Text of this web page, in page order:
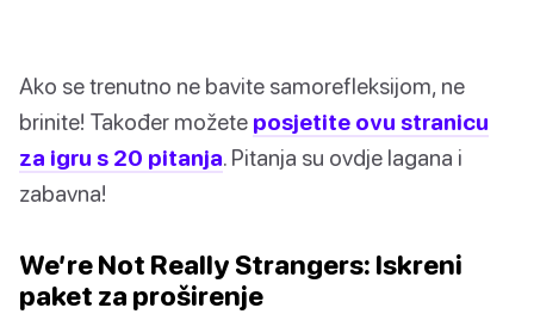
Ako se trenutno ne bavite samorefleksijom, ne
brinite! Također možete posjetite ovu stranicu
za igru s 20 pitanja. Pitanja su ovdje lagana i
zabavna!
We’re Not Really Strangers: Iskreni
paket za proširenje